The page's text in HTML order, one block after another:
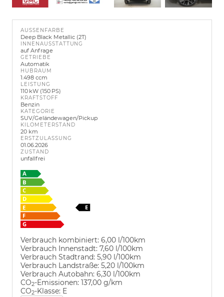
AUSSENFARBE
Deep Black Metallic (2T)
INNENAUSSTATTUNG
auf Anfrage
GETRIEBE
Automatik
HUBRAUM
1.498 ccm
LEISTUNG
110 kW (150 PS)
KRAFTSTOFF
Benzin
KATEGORIE
SUV/Geländewagen/Pickup
KILOMETERSTAND
20 km
ERSTZULASSUNG
01.06.2026
ZUSTAND
unfallfrei
Verbrauch kombiniert: 6,00 l/100km
Verbrauch Innenstadt: 7,60 l/100km
Verbrauch Stadtrand: 5,90 l/100km
Verbrauch Landstraße: 5,20 l/100km
Verbrauch Autobahn: 6,30 l/100km
CO2-Emissionen: 137,00 g/km
CO2-Klasse: E